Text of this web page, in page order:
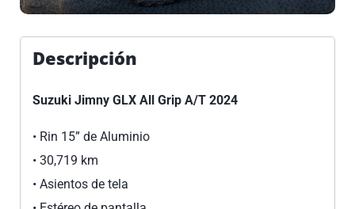
Descripción
Suzuki Jimny GLX All Grip A/T 2024
•⁠ ⁠Rin 15” de Aluminio
•⁠ ⁠30,719 km
•⁠ ⁠Asientos de tela